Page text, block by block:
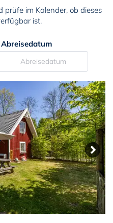
im Kalender, ob dieses
ist.
Abreisedatum